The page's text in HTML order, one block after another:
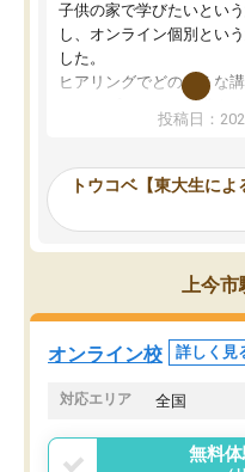
子供の家で学びたいとい
し、オンライン個別とい
した。
ヒアリングでどのような
か、オプションは付帯す
事が出来ました。
ーティングを行い、その
見てから講師を決定する事
す。
うちの子は、初回面談の
オンラインツールを使用し
共有があり宿題もそちらで
でした。
言う事で講師変更の申し
まりに短期での変更だっ
投稿日：
トウコベ【東大生に
上今
オンライン校 詳しく見
対応エリア 全国
無料